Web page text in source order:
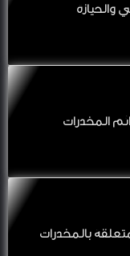
والحيازة
المخدرات
بالمخدرات